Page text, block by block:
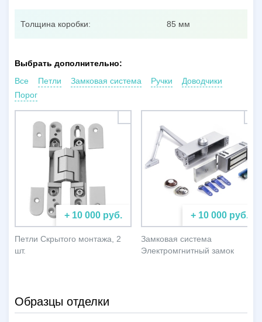
Толщина коробки: 85 мм
Выбрать дополнительно:
Все
Петли Замковая система Ручки
Доводчики
Порог
+ 10 000 руб.
Петли Скрытого монтажа, 2
шт.
+ 10 000 руб.
Замковая система
Электромгнитный замок
Образцы отделки